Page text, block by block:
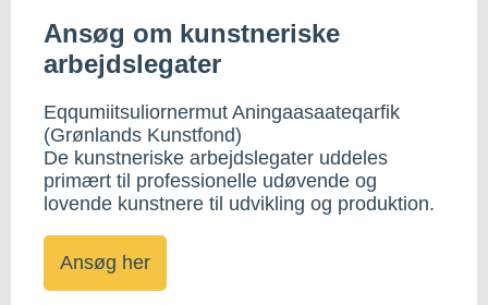
Ansøg om kunstneriske
arbejdslegater
Eqqumiitsuliornermut Aningaasaateqarfik
(Grønlands Kunstfond)
De kunstneriske arbejdslegater uddeles
primært til professionelle udøvende og
lovende kunstnere til udvikling og produktion.
Ansøg her